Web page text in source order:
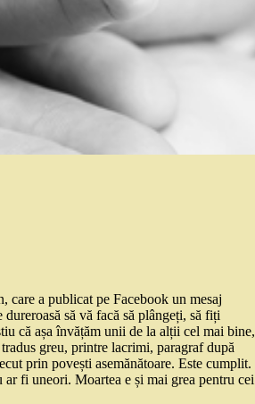
care a publicat pe Facebook un mesaj
să vă facă să plângeți, să fiți
că așa învățăm unii de la alții cel mai bine,
greu, printre lacrimi, paragraf după
prin povești asemănătoare. Este cumplit.
fi uneori. Moartea e și mai grea pentru cei